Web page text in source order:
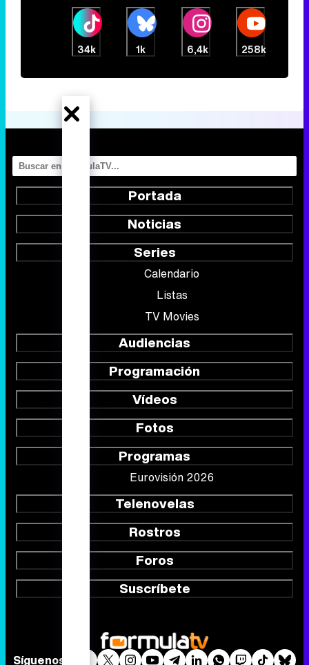
34k 1k 6,4k 258k
Portada
Noticias
Series
Calendario
Listas
TV Movies
Audiencias
Programación
Vídeos
Fotos
Programas
Eurovisión 2026
Telenovelas
Rostros
Foros
Suscríbete
Síguenos